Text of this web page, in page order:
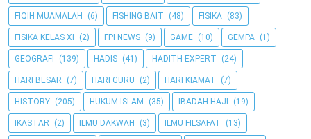
FIQIH MUAMALAH (6) FISHING BAIT (48) FISIKA (83)
FISIKA KELAS XI (2) FPI NEWS (9) GAME (10) GEMPA (1)
GEOGRAFI (139) HADIS (41) HADITH EXPERT (24)
HARI BESAR (7) HARI GURU (2) HARI KIAMAT (7)
HISTORY (205) HUKUM ISLAM (35) IBADAH HAJI (19)
IKASTAR (2) ILMU DAKWAH (3) ILMU FILSAFAT (13)